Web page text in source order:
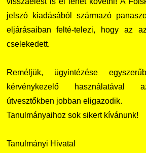
jelszó kiadásából származó
eljárásaiban felté-telezi, hogy az
cselekedett.
Reméljük, ügyintézése
kérvénykezelő használatával
útvesztőkben jobban eligazodik.
Tanulmányaihoz sok sikert kívánunk!
Tanulmányi Hivatal